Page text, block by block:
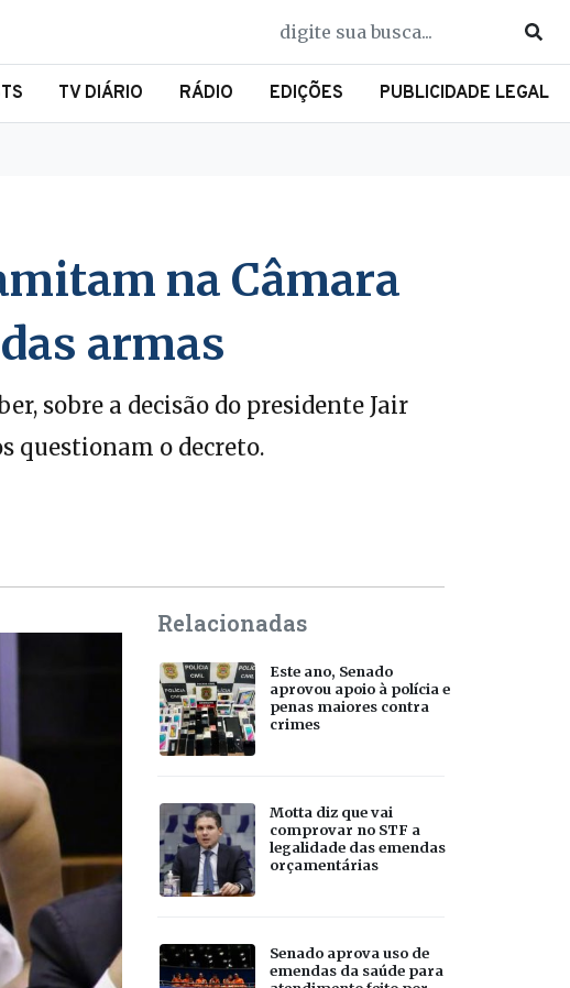
TV DIÁRIO RÁDIO EDIÇÕES PUBLICIDADE LEGAL
na Câmara
armas
sobre a decisão do presidente Jair
questionam o decreto.
Relacionadas
Este ano, Senado
aprovou apoio à polícia e
penas maiores contra
crimes
Motta diz que vai
comprovar no STF a
legalidade das emendas
orçamentárias
Senado aprova uso de
emendas da saúde para